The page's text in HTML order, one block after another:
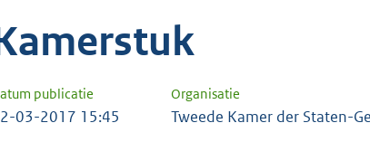
publicatie Organisatie
03-2017 15:45 Tweede Kamer der Staten-